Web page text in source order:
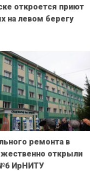
откроется приют
на левом берегу
ремонта в
открыли
ИрНИТУ